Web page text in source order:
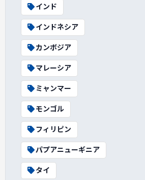
インド
インドネシア
カンボジア
マレーシア
ミャンマー
モンゴル
フィリピン
パプアニューギニア
タイ